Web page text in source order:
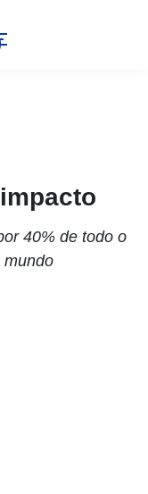
40% de todo o
mundo